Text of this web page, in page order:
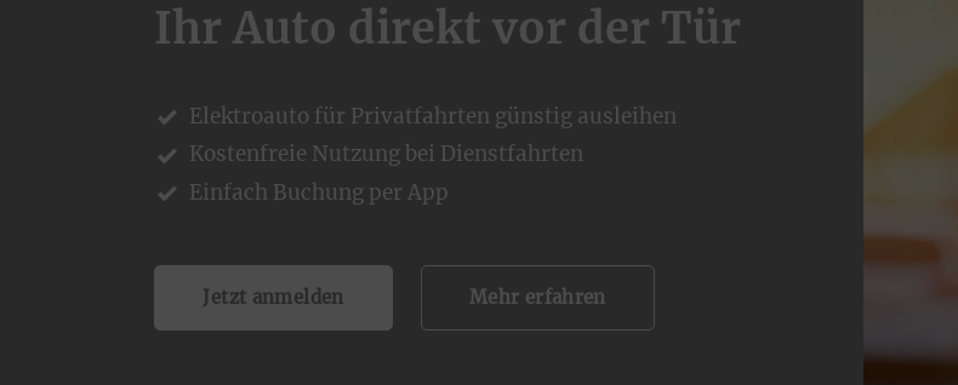
Ihr Auto direkt vor der Tür
Elektroauto für Privatfahrten günstig ausleihen
Kostenfreie Nutzung bei Dienstfahrten
Einfach Buchung per App
Jetzt anmelden Mehr erfahren